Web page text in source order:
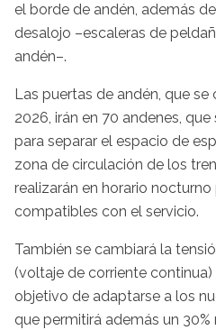
el borde de andén, además
desalojo –escaleras de
andén–.
Las puertas de andén, que
2026, irán en 70 andenes,
para separar el espacio de
zona de circulación de los
realizarán en horario nocturno
compatibles con el servicio.
También se cambiará la
(voltaje de corriente continua)
objetivo de adaptarse a los
que permitirá además un